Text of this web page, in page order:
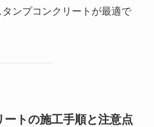
ンプコンクリートが最適で
トの施工手順と注意点